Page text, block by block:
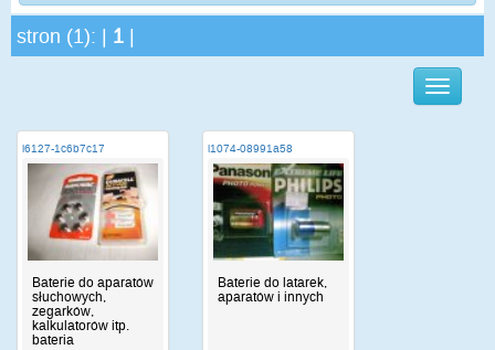
stron (1): | 1
i6127-1c6b7c17
Baterie do aparatów
słuchowych,
zegarków,
kalkulatorów itp.
bateria
i1074-08991a58
Baterie do latarek,
aparatów i innych